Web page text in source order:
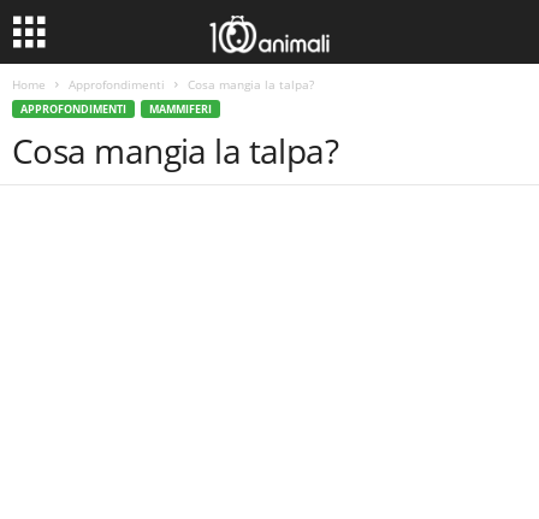
Home Approfondimenti Cosa mangia la talpa?
APPROFONDIMENTI MAMMIFERI
Cosa mangia la talpa?